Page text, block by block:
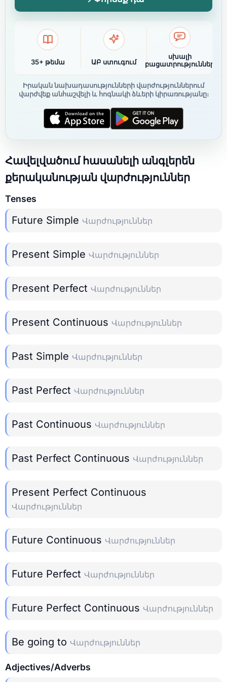
35+ թեմա ԱԲ ստուգում
սխալի
բացատրություններ
Իրական նախադասությունների վարժություններում
վարժվեք անհաշվելի և հոգնակի ձևերի կիրառությանը։
Հավելվածում հասանելի անգլերեն
քերականության վարժություններ
Tenses
Future Simple Վարժություններ
Present Simple Վարժություններ
Present Perfect Վարժություններ
Present Continuous Վարժություններ
Past Simple Վարժություններ
Past Perfect Վարժություններ
Past Continuous Վարժություններ
Past Perfect Continuous Վարժություններ
Present Perfect Continuous
Վարժություններ
Future Continuous Վարժություններ
Future Perfect Վարժություններ
Future Perfect Continuous Վարժություններ
Be going to Վարժություններ
Adjectives/Adverbs